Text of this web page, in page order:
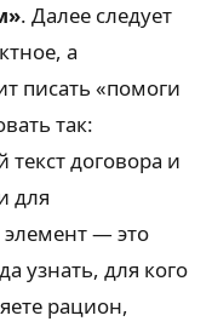
. Далее следует
а
писать «помоги
так:
договора и
для
— это
узнать, для кого
рацион,